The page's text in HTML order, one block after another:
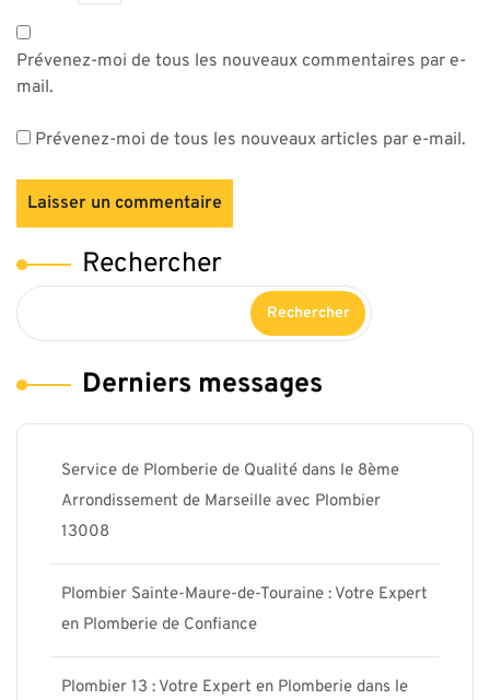
Prévenez-moi de tous les nouveaux commentaires par e-
mail.
Prévenez-moi de tous les nouveaux articles par e-mail.
Rechercher
Rechercher
Derniers messages
Service de Plomberie de Qualité dans le 8ème
Arrondissement de Marseille avec Plombier
13008
Plombier Sainte-Maure-de-Touraine : Votre Expert
en Plomberie de Confiance
Plombier 13 : Votre Expert en Plomberie dans le